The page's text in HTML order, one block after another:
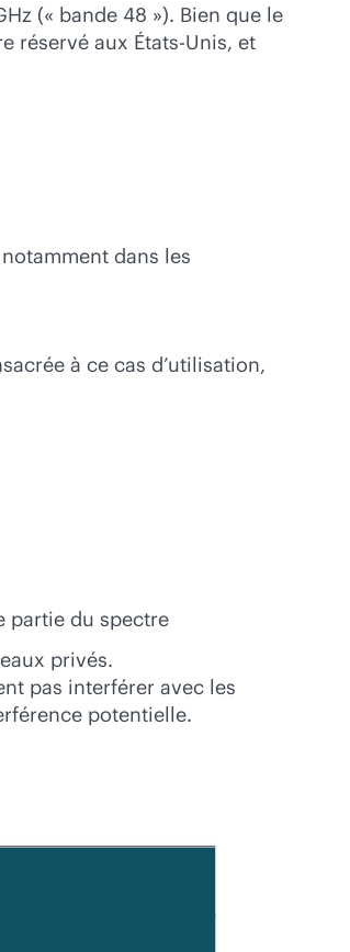
(« bande 48 »). Bien que le
réservé aux États-Unis, et
dans les
à ce cas d’utilisation,
partie du spectre
privés.
pas interférer avec les
potentielle.